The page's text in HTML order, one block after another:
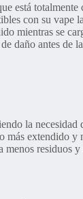
está totalmente
con su vape
mientras se
daño antes de
la necesidad
más extendido y
menos residuos